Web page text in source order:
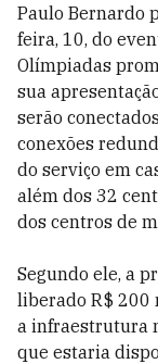
Paulo Bernardo
feira, 10, do
Olímpiadas
sua
serão
conexões
do serviço em
além dos 32
dos centros de
Segundo ele, a
liberado R$ 200
a infraestrutura
que estaria